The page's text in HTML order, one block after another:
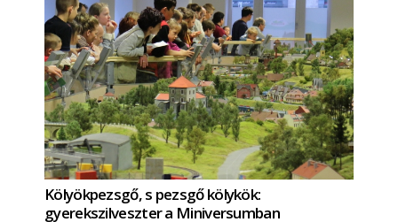
Kölyökpezsgő, s pezsgő kölykök:
gyerekszilveszter a Miniversumban